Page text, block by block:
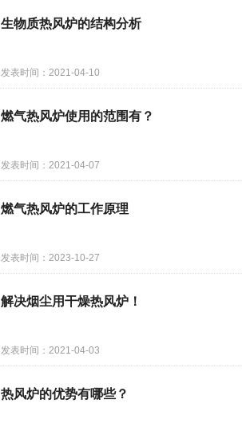
生物质热风炉的结构分析
发表时间：2021-04-10
燃气热风炉使用的范围有？
发表时间：2021-04-07
燃气热风炉的工作原理
发表时间：2023-10-27
解决烟尘用干燥热风炉！
发表时间：2021-04-03
热风炉的优势有哪些？